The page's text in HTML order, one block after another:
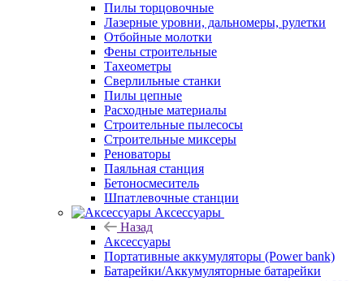
Пилы торцовочные
Лазерные уровни, дальномеры, рулетки
Отбойные молотки
Фены строительные
Тахеометры
Сверлильные станки
Пилы цепные
Расходные материалы
Строительные пылесосы
Строительные миксеры
Реноваторы
Паяльная станция
Бетоносмеситель
Шпатлевочные станции
Аксессуары
Назад
Аксессуары
Портативные аккумуляторы (Power bank)
Батарейки/Аккумуляторные батарейки